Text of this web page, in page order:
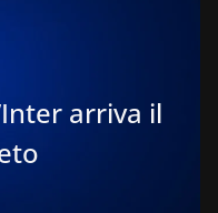
arriva il